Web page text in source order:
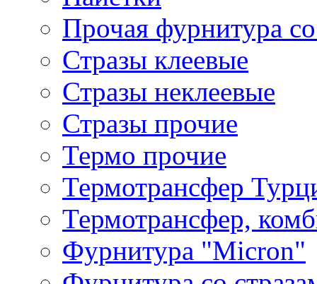
Прочая фурнитура
Стразы клеевые
Стразы неклеевые
Стразы прочие
Термо прочие
Термотрансфер
Термотрансфер,
Фурнитура "Micron"